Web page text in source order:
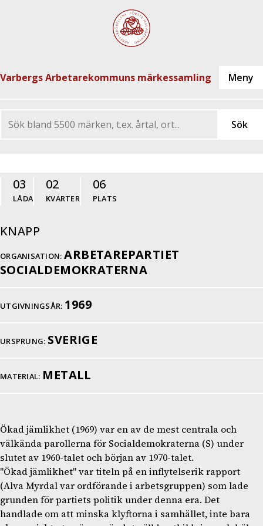
Varbergs Arbetarekommuns märkessamling
03
LÅDA
02
KVARTER
06
PLATS
KNAPP
ORGANISATION: ARBETAREPARTIET
SOCIALDEMOKRATERNA
UTGIVNINGSÅR: 1969
URSPRUNG: SVERIGE
MATERIAL: METALL
Ökad jämlikhet (1969) var en av de mest centrala och
välkända parollerna för Socialdemokraterna (S) under
slutet av 1960-talet och början av 1970-talet.
"Ökad jämlikhet" var titeln på en inflytelserik rapport
(Alva Myrdal var ordförande i arbetsgruppen) som lade
grunden för partiets politik under denna era. Det
handlade om att minska klyftorna i samhället, inte bara